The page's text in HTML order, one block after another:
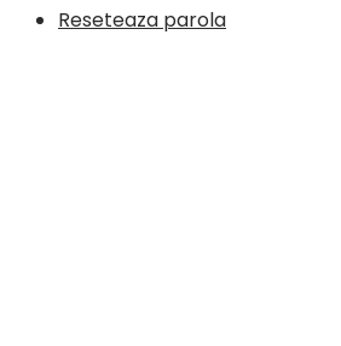
Reseteaza parola